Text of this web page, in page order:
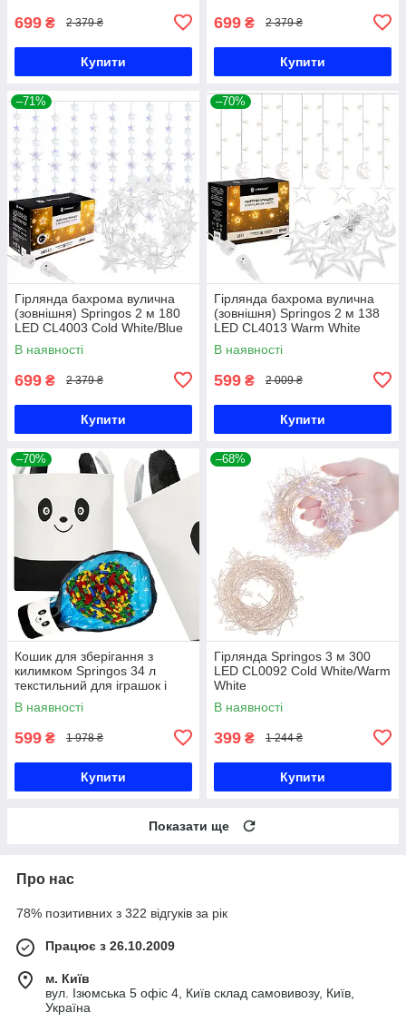
699 ₴ 2 379 ₴
Купити
699 ₴ 2 379 ₴
Купити
–71%
Гірлянда бахрома вулична
(зовнішня) Springos 2 м 180
LED CL4003 Cold White/Blue
В наявності
699 ₴ 2 379 ₴
Купити
–70%
Гірлянда бахрома вулична
(зовнішня) Springos 2 м 138
LED CL4013 Warm White
В наявності
599 ₴ 2 009 ₴
Купити
–70%
Кошик для зберігання з
килимком Springos 34 л
текстильний для іграшок і
аксесуарів HA0134
В наявності
599 ₴ 1 978 ₴
Купити
–68%
Гірлянда Springos 3 м 300
LED CL0092 Cold White/Warm
White
В наявності
399 ₴ 1 244 ₴
Купити
Показати ще
Про нас
78% позитивних з 322 відгуків за рік
Працює з 26.10.2009
м. Київ
вул. Ізюмська 5 офіс 4, Київ склад самовивозу, Київ,
Україна